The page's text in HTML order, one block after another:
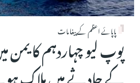
پاپائے اعظم کے پیغامات
پوپ لیو چہاردہم کا یمن
کے حادثے میں ہلاک